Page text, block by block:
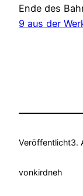
Ende des
9 aus der
Veröffentlicht3.
vonkirdneh